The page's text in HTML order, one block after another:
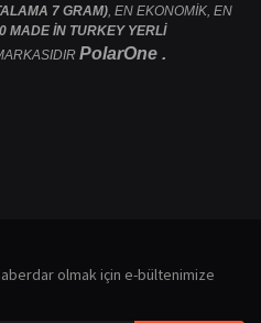
7 GRAM), EN EKONOMİK, EN
MADE İN TURKEY YERLİ
PolarOne .
olmak için e-bültenimize